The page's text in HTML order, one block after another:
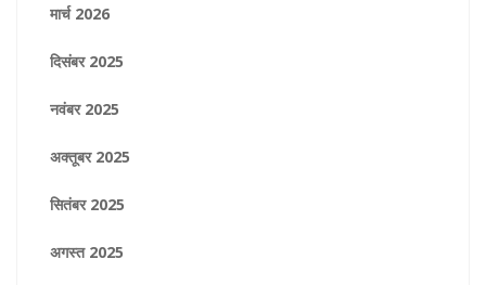
मार्च 2026
दिसंबर 2025
नवंबर 2025
अक्तूबर 2025
सितंबर 2025
अगस्त 2025